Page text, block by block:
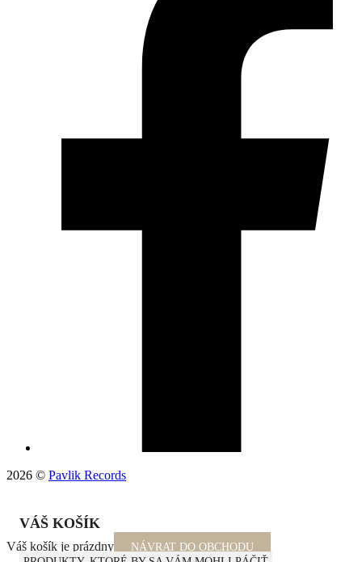
2026 © Pavlik Records
VÁŠ KOŠÍK
Váš košík je prázdny
NÁVRAT DO OBCHODU